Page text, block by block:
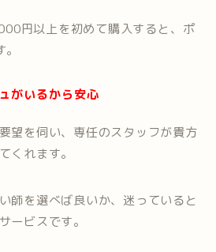
円以上を初めて購入すると、ポ
がいるから安心
望を伺い、専任のスタッフが貴方
くれます。
師を選べば良いか、迷っていると
ービスです。